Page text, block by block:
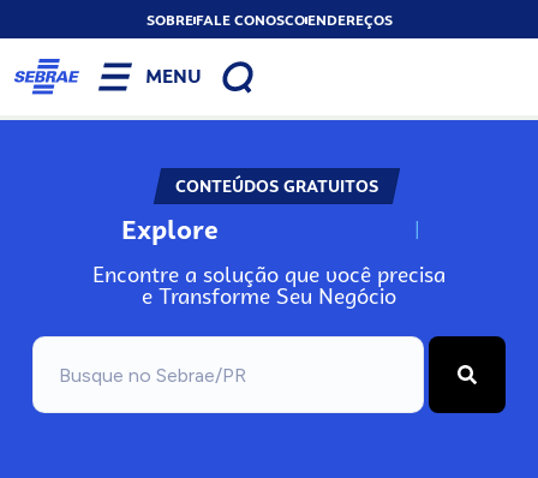
SOBREFALE CONOSCOENDEREÇOS
MENU
CONTEÚDOS GRATUITOS
Explore N
Encontre a solução que você precisa
e Transforme Seu Negócio